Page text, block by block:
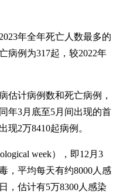
年全年死亡人数最多的
病例为317起，较2022年
估计病例数和死亡病例，
年3月底至5月间出现的首
2万8410起病例。
week），即12月3
，平均每天有约8000人感
，估计有5万8300人感染